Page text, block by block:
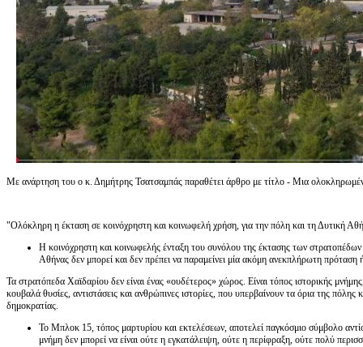
Με ανάρτηση του ο κ. Δημήτρης Τσατσαμπάς παραθέτει άρθρο με τίτλο - Μια
"Ολόκληρη η έκταση σε κοινόχρηστη και κοινωφελή χρήση, για την πόλη και τη Δυτική
Η κοινόχρηστη και κοινωφελής ένταξη του συνόλου της έκτασης των
Αθήνας δεν μπορεί και δεν πρέπει να παραμείνει μία ακόμη ανεκπλήρωτη
Τα στρατόπεδα Χαϊδαρίου δεν είναι ένας «ουδέτερος» χώρος. Είναι τόπος ιστορικής
κουβαλά θυσίες, αντιστάσεις και ανθρώπινες ιστορίες, που υπερβαίνουν τα όρια της πόλης
δημοκρατίας.
Το Μπλοκ 15, τόπος μαρτυρίου και εκτελέσεων, αποτελεί παγκόσμιο σύμβολο
μνήμη δεν μπορεί να είναι ούτε η εγκατάλειψη, ούτε η περίφραξη, ούτε πολύ